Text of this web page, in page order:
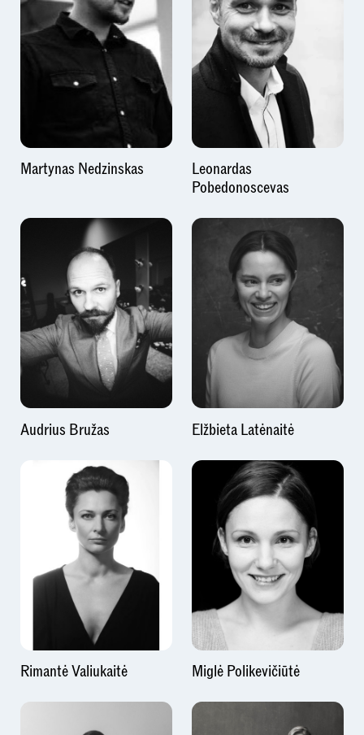
Martynas Nedzinskas
Leonardas
Pobedonoscevas
Audrius Bružas Elžbieta Latėnaitė
Rimantė Valiukaitė Miglė Polikevičiūtė